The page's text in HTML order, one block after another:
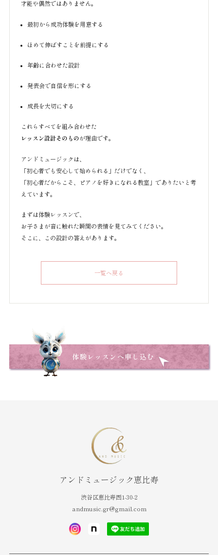
才能や偶然ではありません。
最初から成功体験を用意する
ほめて伸ばすことを前提にする
年齢に合わせた設計
発表会で自信を形にする
成長を大切にする
これらすべてを組み合わせた
レッスン設計そのものが理由です。
アンドミュージックは、
「初心者でも安心して始められる」だけでなく、
「初心者だからこそ、ピアノを好きになれる教室」でありたいと考
えています。
まずは体験レッスンで、
お子さまが音に触れた瞬間の表情を見てみてください。
そこに、この設計の答えがあります。
一覧へ戻る
体験レッスンへ申し込む
アンドミュージック恵比寿
渋谷区恵比寿西1-30-2
andmusic.gr@gmail.com